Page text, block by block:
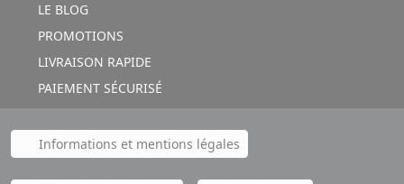
LE BLOG
PROMOTIONS
LIVRAISON RAPIDE
PAIEMENT SÉCURISÉ
Informations et mentions légales